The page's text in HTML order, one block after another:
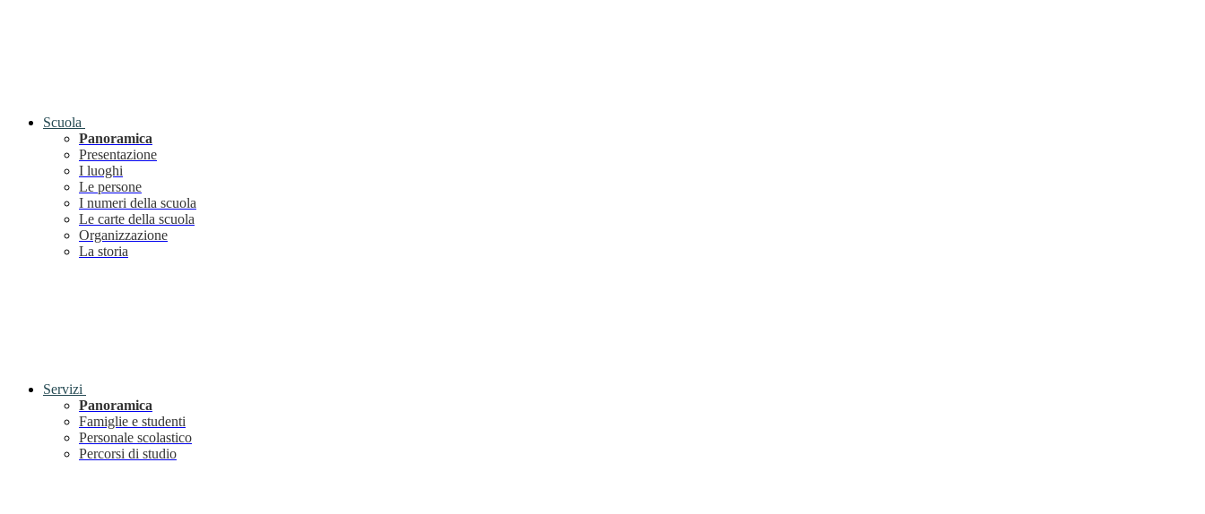
Scuola
Panoramica
Presentazione
I luoghi
Le persone
I numeri della scuola
Le carte della scuola
Organizzazione
La storia
Servizi
Panoramica
Famiglie e studenti
Personale scolastico
Percorsi di studio